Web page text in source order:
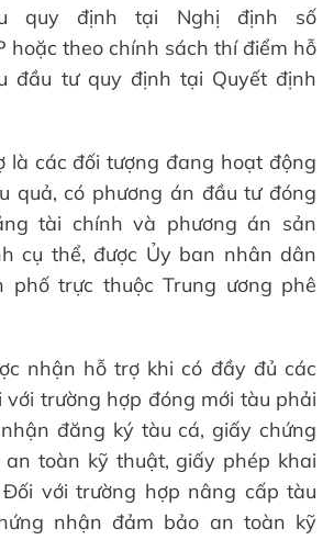
quy định tại Nghị định số
hoặc theo chính sách thí điểm hỗ
đầu tư quy định tại Quyết định
là các đối tượng đang hoạt động
quả, có phương án đầu tư đóng
tài chính và phương án sản
cụ thể, được Ủy ban nhân dân
phố trực thuộc Trung ương phê
nhận hỗ trợ khi có đầy đủ các
với trường hợp đóng mới tàu phải
đăng ký tàu cá, giấy chứng
toàn kỹ thuật, giấy phép khai
với trường hợp nâng cấp tàu
nhận đảm bảo an toàn kỹ